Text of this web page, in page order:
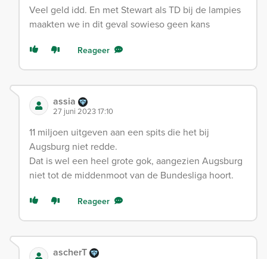
Veel geld idd. En met Stewart als TD bij de lampies
maakten we in dit geval sowieso geen kans
Reageer
assia
27 juni 2023 17:10
11 miljoen uitgeven aan een spits die het bij
Augsburg niet redde.
Dat is wel een heel grote gok, aangezien Augsburg
niet tot de middenmoot van de Bundesliga hoort.
Reageer
ascherT